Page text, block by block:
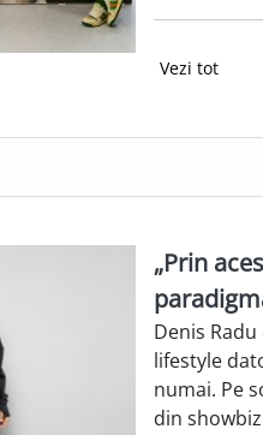
Vezi tot
„Prin
Denis
lifestyle
numai. Pe
din